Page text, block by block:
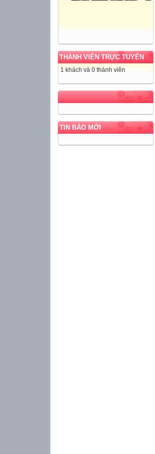
THÀNH VIÊN TRỰC TUYẾN
1 khách và 0 thành viên
TIN BÁO MỚI